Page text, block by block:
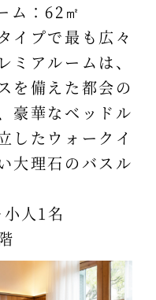
ム：62㎡
イプで最も広々
ミアルームは、
を備えた都会の
豪華なベッドル
したウォークイ
大理石のバスル
人1名